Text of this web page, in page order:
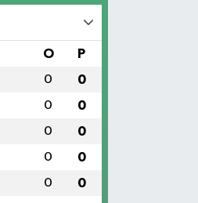
O P
0 0
0 0
0 0
0 0
0 0